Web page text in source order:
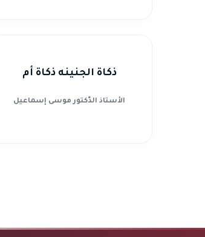
ذكاة الجنينه ذكاة أم
الأستاذ الدّكتور موسى إسماعيل